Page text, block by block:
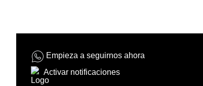
Empieza a seguirnos ahora
Activar notificaciones